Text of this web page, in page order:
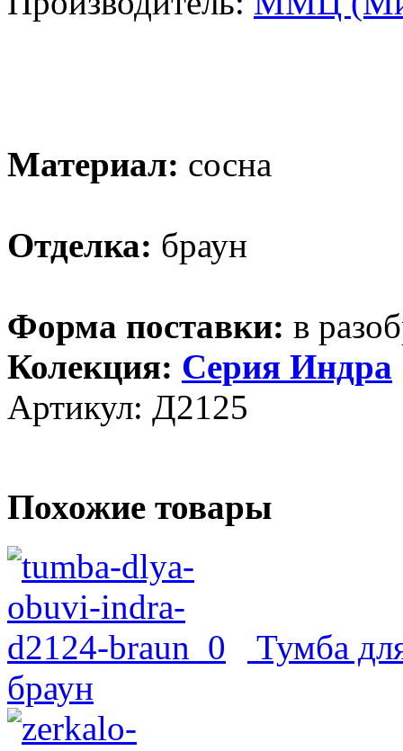
Материал: сосна
Отделка: браун
Форма поставки: в
Колекция: Серия Индра
Артикул: Д2125
Похожие товары
Тумба
браун